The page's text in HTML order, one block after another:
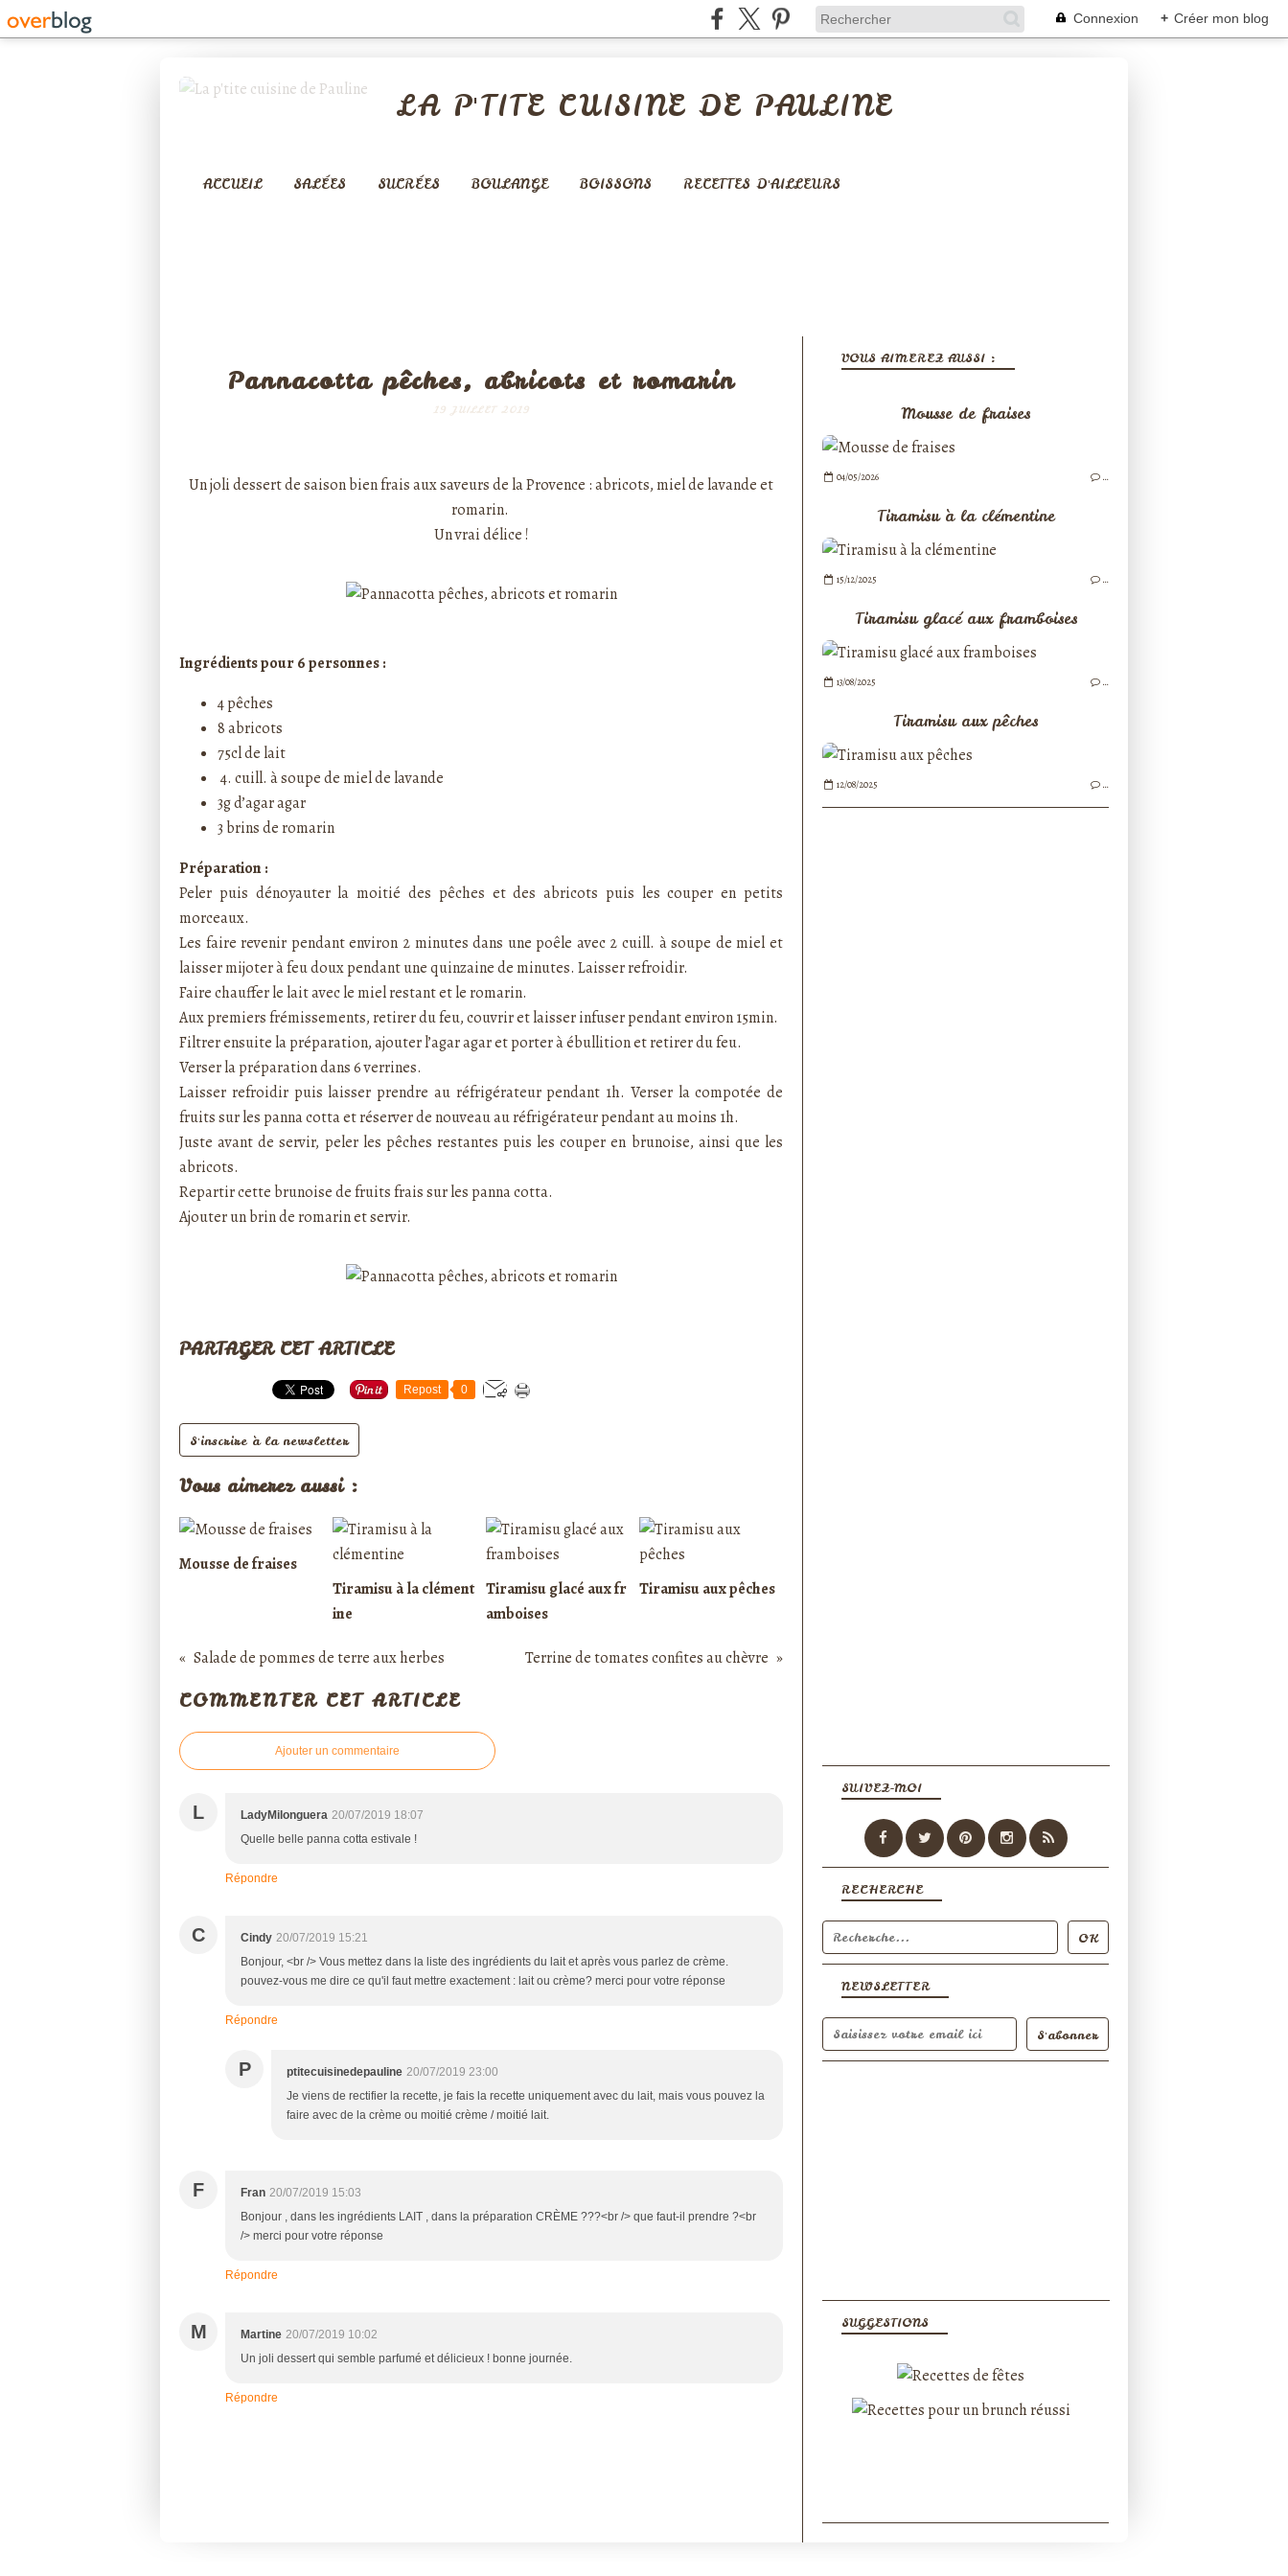
Connexion + Créer mon blog
LA P'TITE CUISINE DE PAULINE
ACCUEIL SALÉES SUCRÉES BOULANGE BOISSONS RECETTES D'AILLEURS
Pannacotta pêches, abricots et romarin
19 JUILLET 2019
Un joli dessert de saison bien frais aux saveurs de la Provence : abricots, miel de lavande et
romarin.
Un vrai délice !
Ingrédients pour 6 personnes :
4 pêches
8 abricots
75cl de lait
4. cuill. à soupe de miel de lavande
3g d’agar agar
3 brins de romarin
Préparation :
Peler puis dénoyauter la moitié des pêches et des abricots puis les couper en petits
morceaux.
Les faire revenir pendant environ 2 minutes dans une poêle avec 2 cuill. à soupe de miel et
laisser mijoter à feu doux pendant une quinzaine de minutes. Laisser refroidir.
Faire chauffer le lait avec le miel restant et le romarin.
Aux premiers frémissements, retirer du feu, couvrir et laisser infuser pendant environ 15min.
Filtrer ensuite la préparation, ajouter l’agar agar et porter à ébullition et retirer du feu.
Verser la préparation dans 6 verrines.
Laisser refroidir puis laisser prendre au réfrigérateur pendant 1h. Verser la compotée de
fruits sur les panna cotta et réserver de nouveau au réfrigérateur pendant au moins 1h.
Juste avant de servir, peler les pêches restantes puis les couper en brunoise, ainsi que les
abricots.
Repartir cette brunoise de fruits frais sur les panna cotta.
Ajouter un brin de romarin et servir.
PARTAGER CET ARTICLE
Repost 0
S'inscrire à la newsletter
Vous aimerez aussi :
Mousse de fraises
Tiramisu à la clément
ine
Tiramisu glacé aux fr
amboises
Tiramisu aux pêches
Salade de pommes de terre aux herbes Terrine de tomates confites au chèvre
COMMENTER CET ARTICLE
Ajouter un commentaire
L LadyMilonguera 20/07/2019 18:07
Quelle belle panna cotta estivale !
Répondre
C Cindy 20/07/2019 15:21
Bonjour, <br /> Vous mettez dans la liste des ingrédients du lait et après vous parlez de crème.
pouvez-vous me dire ce qu'il faut mettre exactement : lait ou crème? merci pour votre réponse
Répondre
P ptitecuisinedepauline 20/07/2019 23:00
Je viens de rectifier la recette, je fais la recette uniquement avec du lait, mais vous pouvez la
faire avec de la crème ou moitié crème / moitié lait.
F Fran 20/07/2019 15:03
Bonjour , dans les ingrédients LAIT , dans la préparation CRÈME ???<br /> que faut-il prendre ?<br
/> merci pour votre réponse
Répondre
M Martine 20/07/2019 10:02
Un joli dessert qui semble parfumé et délicieux ! bonne journée.
Répondre
NEWSLETTER
SUIVEZ-MOI
RECHERCHE
VOUS AIMEREZ AUSSI :
Mousse de fraises
04/05/2026 …
Tiramisu à la clémentine
15/12/2025 …
Tiramisu glacé aux framboises
13/08/2025 …
Tiramisu aux pêches
12/08/2025 …
SUGGESTIONS